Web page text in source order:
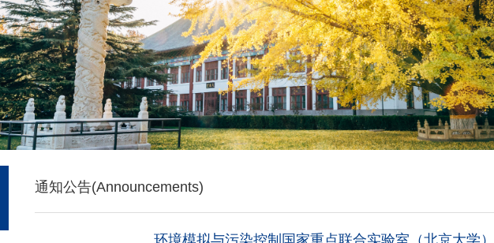
通知公告(Announcements)
环境模拟与污染控制国家重点联合实验室（北京大学